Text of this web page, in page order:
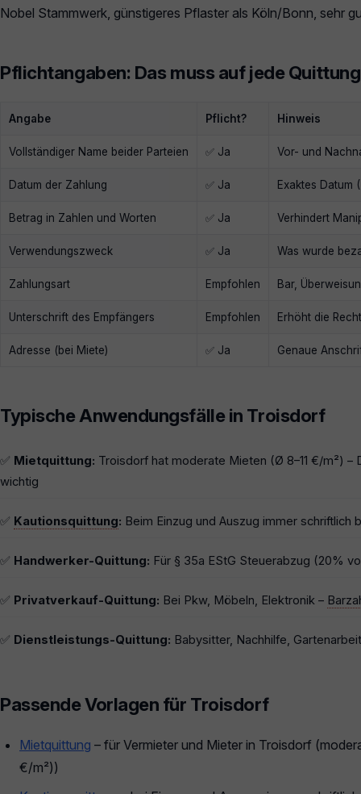
Nobel Stammwerk, günstigeres Pflaster als Köln/Bonn, sehr
Pflichtangaben: Das muss auf jede Quittung
Angabe Pflicht? Hinweis
Vollständiger Name beider Parteien ✅ Ja Vor- und
Datum der Zahlung ✅ Ja Exaktes Datum
Betrag in Zahlen und Worten ✅ Ja Verhindert
Verwendungszweck ✅ Ja Was wurde
Zahlungsart Empfohlen Bar,
Unterschrift des Empfängers Empfohlen Erhöht die
Adresse (bei Miete) ✅ Ja Genaue
Typische Anwendungsfälle in Troisdorf
✅ Mietquittung: Troisdorf hat moderate Mieten (Ø 8–11 €/m²) –
wichtig
✅ Kautionsquittung: Beim Einzug und Auszug immer schriftlich
✅ Handwerker-Quittung: Für § 35a EStG Steuerabzug (20%
✅ Privatverkauf-Quittung: Bei Pkw, Möbeln, Elektronik –
✅ Dienstleistungs-Quittung: Babysitter, Nachhilfe,
Passende Vorlagen für Troisdorf
Mietquittung – für Vermieter und Mieter in Troisdorf
€/m²))